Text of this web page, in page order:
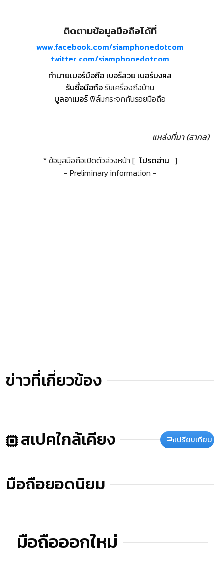
ติดตามข้อมูลมือถือได้ที่
www.facebook.com/siamphonedotcom
twitter.com/siamphonedotcom
ทำนายเบอร์มือถือ เบอร์สวย เบอร์มงคล
รับซื้อมือถือรับเครื่องถึงบ้าน
บูลอาเมอร์ฟิล์มกระจกกันรอยมือถือ
แหล่งที่มา (สากล)
* ข้อมูลมือถือเปิดตัวล่วงหน้า [ โปรดอ่าน ]
- Preliminary information -
ข่าวที่เกี่ยวข้อง
สเปคใกล้เคียง เปรียบเทียบ
มือถือยอดนิยม
มือถือออกใหม่